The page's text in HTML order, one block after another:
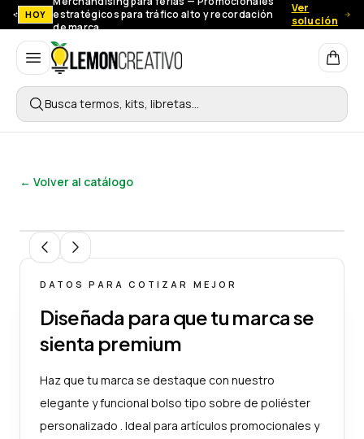
HOY
estratégicos para tráfico alto y recordación
de marca.
Ver
solución
Lemon Creativo
Busca termos, kits, libretas…
← Volver al catálogo
DATOS PARA COTIZAR MEJOR
Diseñada para que tu marca se
sienta premium
Haz que tu marca se destaque con nuestro
elegante y funcional bolso tipo sobre de poliéster
personalizado . Ideal para artículos promocionales y